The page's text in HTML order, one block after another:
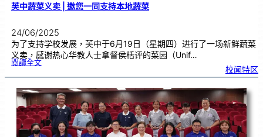
芙中蔬菜义卖 | 邀您一同支持本地蔬菜
24/06/2025
为了支持学校发展，芙中于6月19日（星期四）进行了一场新鲜蔬菜
义卖，感谢热心华教人士拿督侯栝评的菜园（Unif…
閱讀全文:芙
菜
卖
|邀
您
一
同
支
持
本
地
蔬
菜
校闻特区